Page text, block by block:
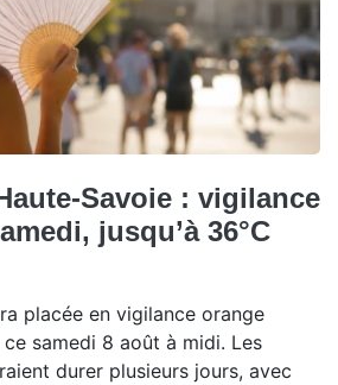
Savoie : vigilance
jusqu’à 36°C
placée en vigilance orange
samedi 8 août à midi. Les
durer plusieurs jours, avec